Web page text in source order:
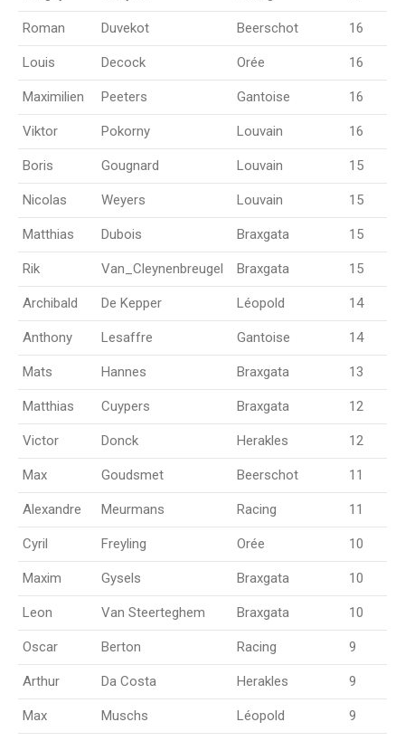
Roman Duvekot Beerschot 16
Louis Decock Orée 16
Maximilien Peeters Gantoise 16
Viktor Pokorny Louvain 16
Boris Gougnard Louvain 15
Nicolas Weyers Louvain 15
Matthias Dubois Braxgata 15
Rik Van_Cleynenbreugel Braxgata 15
Archibald De Kepper Léopold 14
Anthony Lesaffre Gantoise 14
Mats Hannes Braxgata 13
Matthias Cuypers Braxgata 12
Victor Donck Herakles 12
Max Goudsmet Beerschot 11
Alexandre Meurmans Racing 11
Cyril Freyling Orée 10
Maxim Gysels Braxgata 10
Leon Van Steerteghem Braxgata 10
Oscar Berton Racing 9
Arthur Da Costa Herakles 9
Max Muschs Léopold 9